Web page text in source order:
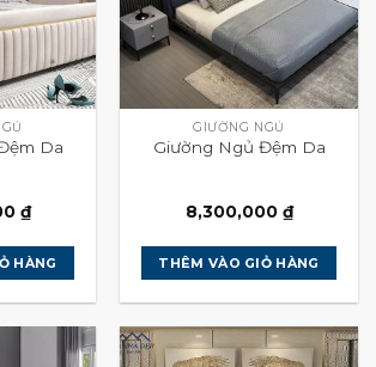
Da
₫
HÀNG
GIƯỜNG NGỦ
Giường Ngủ Đệm Da
8,300,000 ₫
THÊM VÀO GIỎ HÀNG